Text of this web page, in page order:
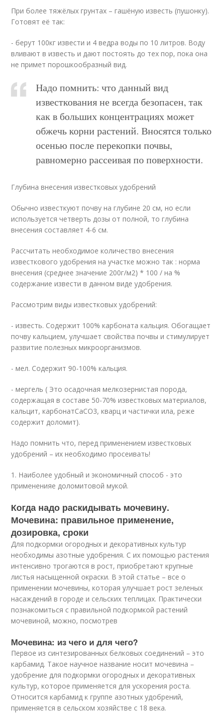
При более тяжёлых грунтах – гашёную известь (пушонку).
Готовят её так:
- берут 100кг извести и 4 ведра воды по 10 литров. Воду
вливают в известь и дают постоять до тех пор, пока она
не примет порошкообразный вид.
Надо помнить: что данный вид
известкования не всегда безопасен, так
как в больших концентрациях может
обжечь корни растений. Вносятся только
осенью после перекопки почвы,
равномерно рассеивая по поверхности.
Глубина внесения известковых удобрений
Обычно известкуют почву на глубине 20 см, но если
используется четверть дозы от полной, то глубина
внесения составляет 4-6 см.
Рассчитать необходимое количество внесения
известкового удобрения на участке можно так : норма
внесения (среднее значение 200г/м2) * 100 / на %
содержание извести в данном виде удобрения.
Рассмотрим виды известковых удобрений:
- известь. Содержит 100% карбоната кальция. Обогащает
почву кальцием, улучшает свойства почвы и стимулирует
развитие полезных микроорганизмов.
- мел. Содержит 90-100% кальция.
- мергель ( Это осадочная мелкозернистая порода,
содержащая в составе 50-70% известковых материалов,
кальцит, карбонатCaCO3, кварц и частички ила, реже
содержит доломит).
Надо помнить что, перед применением известковых
удобрений – их необходимо просеивать!
1. Наиболее удобный и экономичный способ - это
примененияе доломитовой мукой.
Когда надо раскидывать мочевину.
Мочевина: правильное применение,
дозировка, сроки
Для подкормки огородных и декоративных культур
необходимы азотные удобрения. С их помощью растения
интенсивно трогаются в рост, приобретают крупные
листья насыщенной окраски. В этой статье – все о
применении мочевины, которая улучшает рост зеленых
насаждений в городе и сельских теплицах. Практически
познакомиться с правильной подкормкой растений
мочевиной, можно, посмотрев
Мочевина: из чего и для чего?
Первое из синтезированных белковых соединений – это
карбамид. Такое научное название носит мочевина –
удобрение для подкормки огородных и декоративных
культур, которое применяется для ускорения роста.
Относится карбамид к группе азотных удобрений,
применяется в сельском хозяйстве с 18 века.